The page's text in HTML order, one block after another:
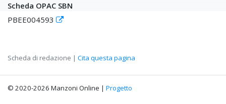
Scheda OPAC SBN
PBEE004593
Scheda di redazione | Cita questa pagina
© 2020-2026 Manzoni Online | Progetto